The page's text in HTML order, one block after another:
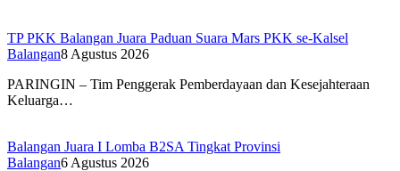
TP PKK Balangan Juara Paduan Suara Mars PKK se-Kalsel
Balangan8 Agustus 2026
PARINGIN – Tim Penggerak Pemberdayaan dan Kesejahteraan
Keluarga…
Balangan Juara I Lomba B2SA Tingkat Provinsi
Balangan6 Agustus 2026